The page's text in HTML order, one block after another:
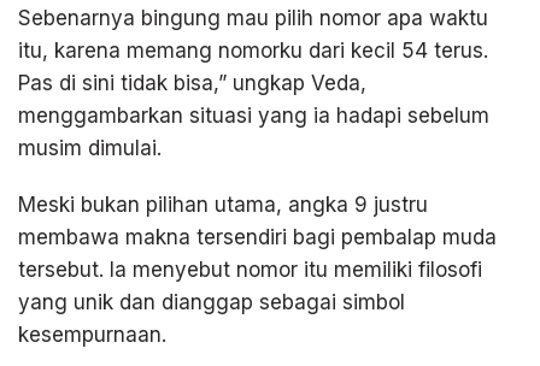
Sebenarnya bingung mau pilih nomor apa waktu
itu, karena memang nomorku dari kecil 54 terus.
Pas di sini tidak bisa,” ungkap Veda,
menggambarkan situasi yang ia hadapi sebelum
musim dimulai.
Meski bukan pilihan utama, angka 9 justru
membawa makna tersendiri bagi pembalap muda
tersebut. Ia menyebut nomor itu memiliki filosofi
yang unik dan dianggap sebagai simbol
kesempurnaan.